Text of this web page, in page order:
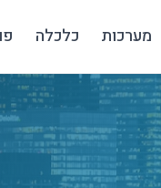
מערכות כלכלה